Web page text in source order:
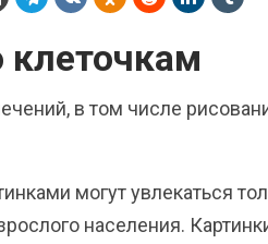
клеточкам
в том числе
могут увлекаться
населения.